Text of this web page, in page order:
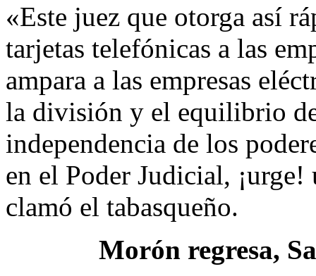
«Este juez que otorga así
tarjetas telefónicas a las
ampara a las empresas
la división y el equilibrio
independencia de los
en el Poder Judicial,
clamó el tabasqueño.
Morón regresa,